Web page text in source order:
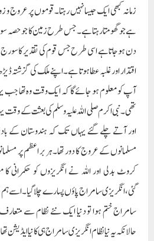
زمانہ کبھی ایک جیسا نہیں رہتا۔قوموں پر عروج و
ہے جو گھومتا رہتا ہے۔جس طرح زمین کا جو حصہ
دن ہوجاتا ہے اسی طرح جس قوم کی تقدیر کا سورج
اقتدار اور غلبہ عطا ہوتا ہے۔اپنے ملک کی گزشتہ
آپ کو معلوم ہو جائے گا کہ ایک وقت وہ تھا جب
تھی۔نبی اکرم صلی اللہ علیہ وسلم کی بعثت کے وقت
اور آتے چلے گئے یہاں تک کہ ہندوستان کے
مسلمانوں کے عروج کا دور تھا۔ہر بر اعظم پر
کروٹ بدلی اور اللہ نے انگریزوں کو حکمرانی
گئی،انگریزی سامراج پاؤں پسارے چلا گیا۔اسے
سامراج ختم ہوا تو دنیا ایک نئے نظام سے
حالانکہ یہ نیا نظام انگریزی سامراج ہی کا نیا